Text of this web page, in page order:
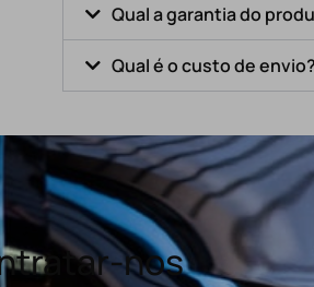
Qual a garantia do
Qual é o custo de envio?
nos